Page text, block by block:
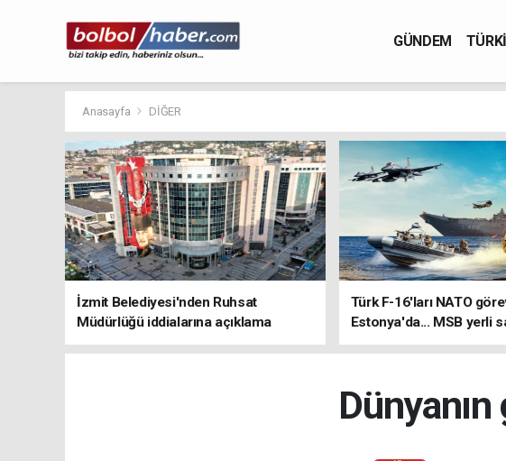
GÜNDEM
Anasayfa DİĞER
İzmit Belediyesi'nden Ruhsat
Müdürlüğü iddialarına açıklama
Türk F-16'ları NATO
Estonya'da... MSB yerli
sistemleriyle güçleniyor